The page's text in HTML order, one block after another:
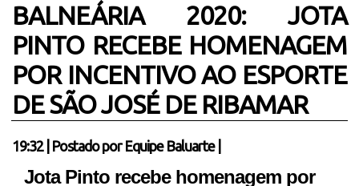
BALNEÁRIA 2020: JOTA
PINTO RECEBE HOMENAGEM
POR INCENTIVO AO ESPORTE
DE SÃO JOSÉ DE RIBAMAR
19:32| Postado por Equipe Baluarte
Jota Pinto recebe homenagem por